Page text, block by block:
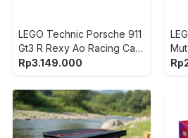
LEGO Technic Porsche 911
Gt3 R Rexy Ao Racing Car
Set 1313 pcs 42224 - Hijau
Rp3.149.000 Rp